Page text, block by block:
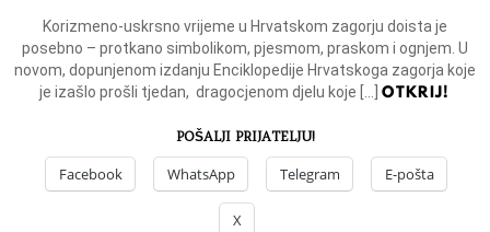
Korizmeno-uskrsno vrijeme u Hrvatskom zagorju doista je
posebno – protkano simbolikom, pjesmom, praskom i ognjem. U
novom, dopunjenom izdanju Enciklopedije Hrvatskoga zagorja koje
je izašlo prošli tjedan, dragocjenom djelu koje […]OTKRIJ!
POŠALJI PRIJATELJU!
Facebook WhatsApp Telegram E-pošta
X